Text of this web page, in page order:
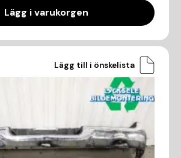
Lägg i varukorgen
Lägg till i önskelista